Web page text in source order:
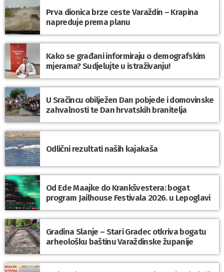
Prva dionica brze ceste Varaždin – Krapina
napreduje prema planu
Kako se građani informiraju o demografskim
mjerama? Sudjelujte u istraživanju!
U Sračincu obilježen Dan pobjede i domovinske
zahvalnosti te Dan hrvatskih branitelja
Odlični rezultati naših kajakaša
Od Ede Maajke do Krankšvestera: bogat
program Jailhouse Festivala 2026. u Lepoglavi
Gradina Slanje – Stari Gradec otkriva bogatu
arheološku baštinu Varaždinske županije